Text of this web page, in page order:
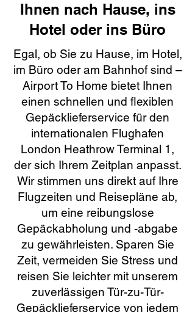
Ihnen nach Hause, ins
Hotel oder ins Büro
Egal, ob Sie zu Hause, im Hotel,
im Büro oder am Bahnhof sind –
Airport To Home bietet Ihnen
einen schnellen und flexiblen
Gepäcklieferservice für den
internationalen Flughafen
London Heathrow Terminal 1,
der sich Ihrem Zeitplan anpasst.
Wir stimmen uns direkt auf Ihre
Flugzeiten und Reisepläne ab,
um eine reibungslose
Gepäckabholung und -abgabe
zu gewährleisten. Sparen Sie
Zeit, vermeiden Sie Stress und
reisen Sie leichter mit unserem
zuverlässigen Tür-zu-Tür-
Gepäcklieferservice von jedem